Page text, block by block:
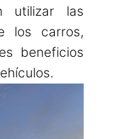
utilizar las
los carros,
beneficios